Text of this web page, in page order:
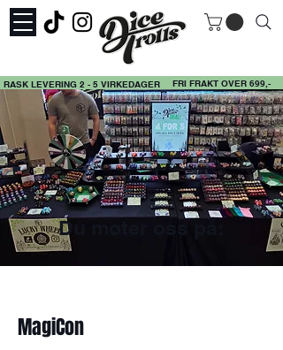
RASK LEVERING 2 - 5 VIRKEDAGER FRI FRAKT OVER 699,-
Du møter oss på:
MagiCon